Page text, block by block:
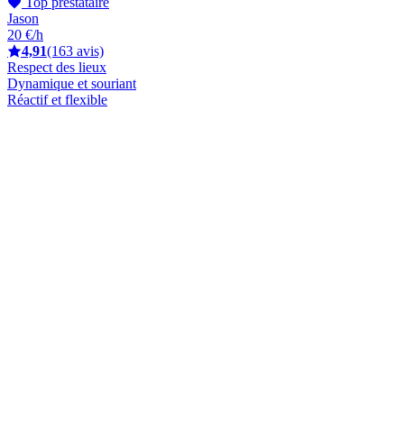
Jason
20 €/h
4,91(163 avis)
Respect des lieux
Dynamique et souriant
Réactif et flexible